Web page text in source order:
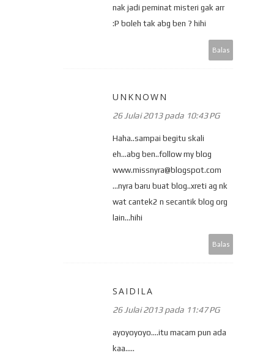
nak jadi peminat misteri gak arr
:P boleh tak abg ben ? hihi
Balas
UNKNOWN
26 Julai 2013 pada 10:43 PG
Haha..sampai begitu skali
eh...abg ben..follow my blog
www.missnyra@blogspot.com
...nyra baru buat blog..xreti ag nk
wat cantek2 n secantik blog org
lain...hihi
Balas
SAIDILA
26 Julai 2013 pada 11:47 PG
ayoyoyoyo....itu macam pun ada
kaa.....